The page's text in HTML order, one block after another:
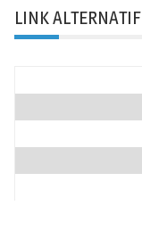
LINK ALTERNATIF